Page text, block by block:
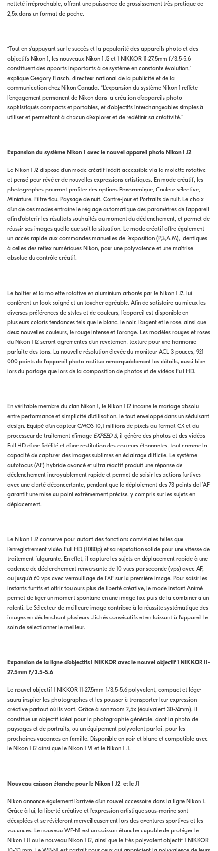
netteté irréprochable, offrant une puissance de grossissement très pratique de
2,5x dans un format de poche.
“Tout en s’appuyant sur le succès et la popularité des appareils photo et des
objectifs Nikon 1, les nouveaux Nikon 1 J2 et 1 NIKKOR 11-27.5mm f/3.5-5.6
constituent des apports importants à ce système en constante évolution,"
explique Gregory Flasch, directeur national de la publicité et de la
communication chez Nikon Canada. “L’expansion du système Nikon 1 reflète
l’engagement permanent de Nikon dans la création d’appareils photo
sophistiqués compacts et portables, et d’objectifs interchangeables simples à
utiliser et permettant à chacun d’explorer et de redéfinir sa créativité.”
Expansion du système Nikon 1 avec le nouvel appareil photo Nikon 1 J2
Le Nikon 1 J2 dispose d’un mode créatif inédit accessible via la molette rotative
et pensé pour révéler de nouvelles expressions artistiques. En mode créatif, les
photographes pourront profiter des options Panoramique, Couleur sélective,
Miniature, Filtre flou, Paysage de nuit, Contre-jour et Portraits de nuit. Le choix
d’un de ces modes entraine le réglage automatique des paramètres de l’appareil
afin d’obtenir les résultats souhaités au moment du déclenchement, et permet de
réussir ses images quelle que soit la situation. Le mode créatif offre également
un accès rapide aux commandes manuelles de l’exposition (P,S,A,M), identiques
à celles des reflex numériques Nikon, pour une polyvalence et une maîtrise
absolue du contrôle créatif.
Le boitier et la molette rotative en aluminium arborés par le Nikon 1 J2, lui
confèrent un look soigné et un toucher agréable. Afin de satisfaire au mieux les
diverses préférences de styles et de couleurs, l’appareil est disponible en
plusieurs coloris tendances tels que le blanc, le noir, l’argent et le rose, ainsi que
deux nouvelles couleurs, le rouge intense et l’orange. Les modèles rouges et roses
du Nikon 1 J2 seront agrémentés d’un revêtement texturé pour une harmonie
parfaite des tons. La nouvelle résolution élevée du moniteur ACL 3 pouces, 921
000 points de l’appareil photo restitue remarquablement les détails, aussi bien
lors du partage que lors de la composition de photos et de vidéos Full HD.
En véritable membre du clan Nikon 1, le Nikon 1 J2 incarne le mariage absolu
entre performance et simplicité d’utilisation, le tout enveloppé dans un séduisant
design. Equipé d’un capteur CMOS 10,1 millions de pixels au format CX et du
processeur de traitement d’image EXPEED 3, il génère des photos et des vidéos
Full HD d’une fidélité et d’une restitution des couleurs étonnantes, tout comme la
capacité de capturer des images sublimes en éclairage difficile. Le système
autofocus (AF) hybride avancé et ultra réactif produit une réponse de
déclenchement incroyablement rapide et permet de saisir les actions furtives
avec une clarté déconcertante, pendant que le déploiement des 73 points de l’AF
garantit une mise au point extrêmement précise, y compris sur les sujets en
déplacement.
Le Nikon 1 J2 conserve pour autant des fonctions conviviales telles que
l’enregistrement vidéo Full HD (1080p) et sa réputation solide pour une vitesse de
traitement fulgurante. En effet, il capture les sujets en déplacement rapide à une
cadence de déclenchement renversante de 10 vues par seconde (vps) avec AF,
ou jusqu’à 60 vps avec verrouillage de l’AF sur la première image. Pour saisir les
instants furtifs et offrir toujours plus de liberté créative, le mode Instant Animé
permet de figer un moment spontané en une image fixe puis de la combiner à un
ralenti. Le Sélecteur de meilleure image contribue à la réussite systématique des
images en déclenchant plusieurs clichés consécutifs et en laissant à l’appareil le
soin de sélectionner le meilleur.
Expansion de la ligne d’objectifs 1 NIKKOR avec le nouvel objectif 1 NIKKOR 11-
27.5mm f/3.5-5.6
Le nouvel objectif 1 NIKKOR 11-27.5mm f/3.5-5.6 polyvalent, compact et léger
saura inspirer les photographes et les pousser à transporter leur expression
créative partout où ils vont. Grâce à son zoom 2,5x (équivalent 30-74mm), il
constitue un objectif idéal pour la photographie générale, dont la photo de
paysages et de portraits, ou un équipement polyvalent parfait pour les
prochaines vacances en famille. Disponible en noir et blanc et compatible avec
le Nikon 1 J2 ainsi que le Nikon 1 V1 et le Nikon 1 J1.
Nouveau caisson étanche pour le Nikon 1 J2 et le J1
Nikon annonce également l’arrivée d’un nouvel accessoire dans la ligne Nikon 1.
Grâce à lui, la liberté créative et l’expression artistique sous-marine sont
décuplées et se révèleront merveilleusement lors des aventures sportives et les
vacances. Le nouveau WP-N1 est un caisson étanche capable de protéger le
Nikon 1 J1 ou le nouveau Nikon 1 J2, ainsi que le très polyvalent objectif 1 NIKKOR